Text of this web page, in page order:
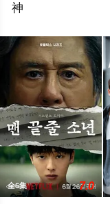
神
全6集 7.0